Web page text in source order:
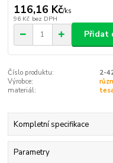
116,16 Kč/ks
96 Kč bez DPH
Přidat
Číslo produktu:
2-
Výrobce:
materiál:
Kompletní specifikace
Parametry